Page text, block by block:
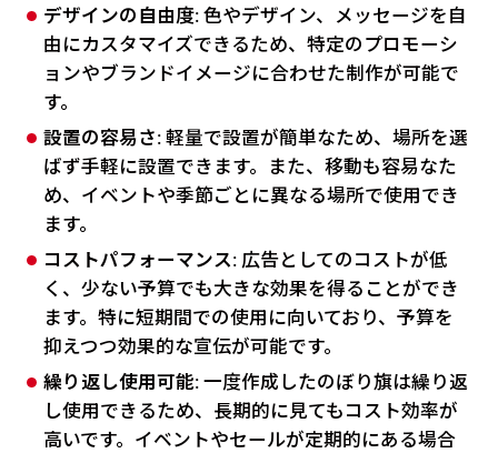
デザインの自由度: 色やデザイン、メッセージを自
由にカスタマイズできるため、特定のプロモーシ
ョンやブランドイメージに合わせた制作が可能で
す。
設置の容易さ: 軽量で設置が簡単なため、場所を選
ばず手軽に設置できます。また、移動も容易なた
め、イベントや季節ごとに異なる場所で使用でき
ます。
コストパフォーマンス: 広告としてのコストが低
く、少ない予算でも大きな効果を得ることができ
ます。特に短期間での使用に向いており、予算を
抑えつつ効果的な宣伝が可能です。
繰り返し使用可能: 一度作成したのぼり旗は繰り返
し使用できるため、長期的に見てもコスト効率が
高いです。イベントやセールが定期的にある場合